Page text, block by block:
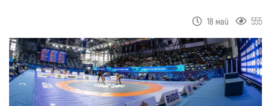
18 май 555